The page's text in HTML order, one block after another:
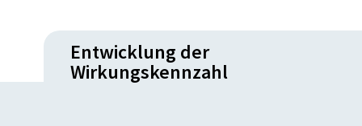
Entwicklung der
Wirkungskennzahl